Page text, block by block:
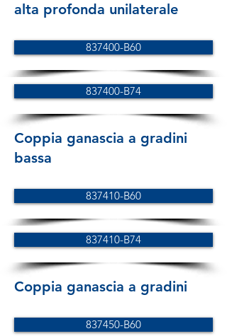
alta profonda unilaterale
837400-B60
837400-B74
Coppia ganascia a gradini
bassa
837410-B60
837410-B74
Coppia ganascia a gradini
837450-B60